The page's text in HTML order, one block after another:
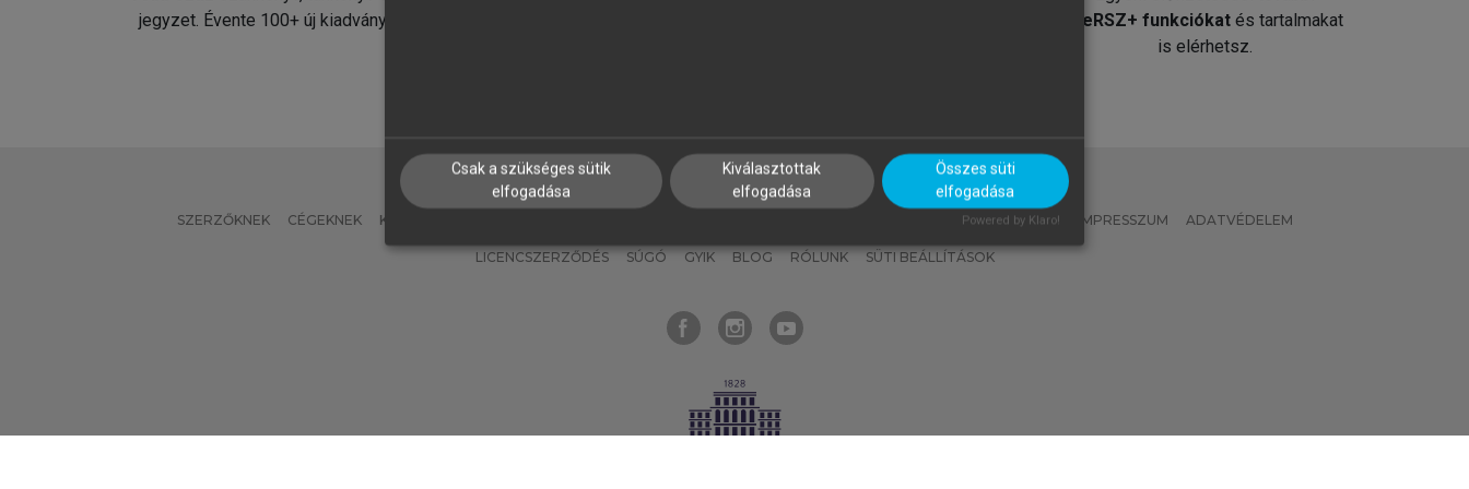
jegyzet. Évente 100+ új kiadvány.
MeRSZ+ funkciókat és tartalmakat
is elérhetsz.
SZERZŐKNEK CÉGEKNEK KÖNYVTÁROSOKNAK MI – ÁLTALÁNOS IRÁNYELVEK IMPRESSZUM ADATVÉDELEM
LICENCSZERZŐDÉS SÚGÓ GYIK BLOG RÓLUNK SÜTI BEÁLLÍTÁSOK
Csak a szükséges sütik
elfogadása
Kiválasztottak
elfogadása
Összes süti
elfogadása
Powered by Klaro!